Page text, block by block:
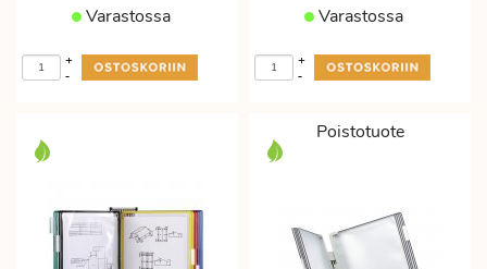
Varastossa
-
+
Varastossa
-
+
Poistotuote